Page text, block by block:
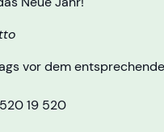
vor dem
19 520